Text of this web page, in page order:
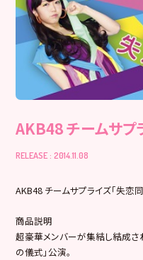
AKB48 チームサプ
RELEASE : 2014.11.08
AKB48 チームサプライズ「失恋同
商品説明
超豪華メンバーが集結し結成さ
の儀式」公演。